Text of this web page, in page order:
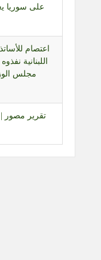
على سوريا
اعتصام
اللبنانية
مجلس
تقرير مصور
جلسة